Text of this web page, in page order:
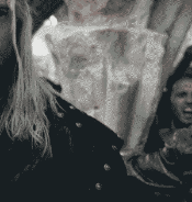
de dominar.
se enfoca en la
hace un personaje
que por lo mismo no